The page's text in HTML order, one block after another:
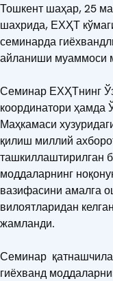
Тошкент шаҳар, 25
шахрида, ЕХҲТ
семинарда
айланиши муаммоси
Семинар ЕХҲТнинг
координатори ҳамда
Маҳкамаси
қилиш миллий
ташкиллаштирилган
моддаларнинг
вазифасини амалга
вилоятларидан
жамланди.
Семинар
гиёхванд